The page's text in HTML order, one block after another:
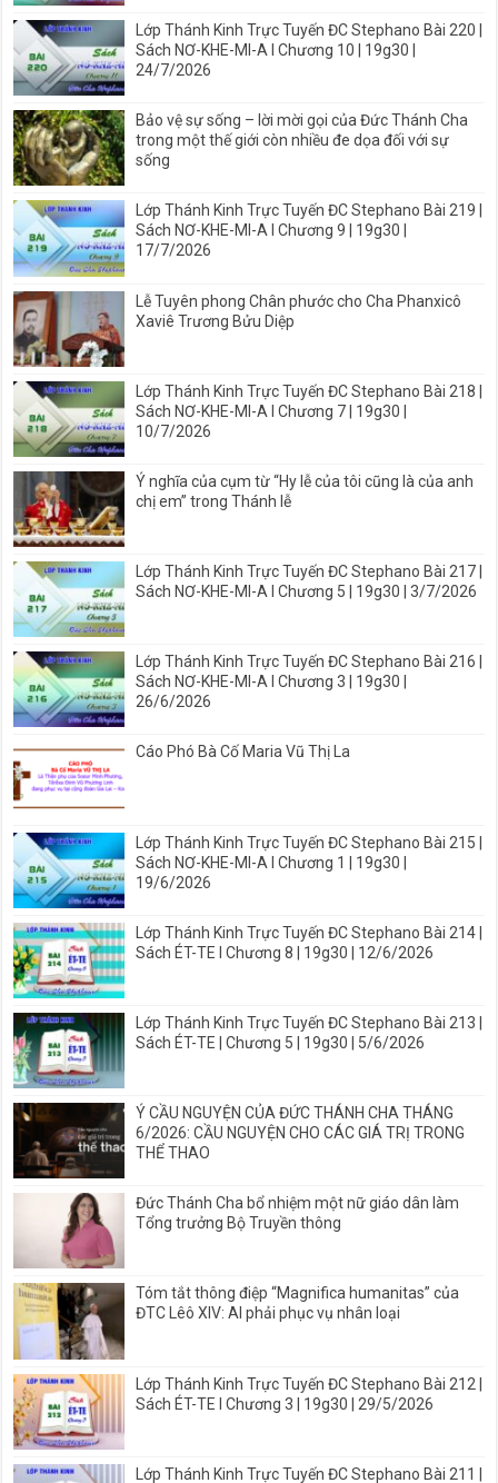
Lớp Thánh Kinh Trực Tuyến ĐC Stephano Bài 220 |
Sách NƠ-KHE-MI-A I Chương 10 | 19g30 |
24/7/2026
Bảo vệ sự sống – lời mời gọi của Đức Thánh Cha
trong một thế giới còn nhiều đe dọa đối với sự
sống
Lớp Thánh Kinh Trực Tuyến ĐC Stephano Bài 219 |
Sách NƠ-KHE-MI-A I Chương 9 | 19g30 |
17/7/2026
Lễ Tuyên phong Chân phước cho Cha Phanxicô
Xaviê Trương Bửu Diệp
Lớp Thánh Kinh Trực Tuyến ĐC Stephano Bài 218 |
Sách NƠ-KHE-MI-A I Chương 7 | 19g30 |
10/7/2026
Ý nghĩa của cụm từ “Hy lễ của tôi cũng là của anh
chị em” trong Thánh lễ
Lớp Thánh Kinh Trực Tuyến ĐC Stephano Bài 217 |
Sách NƠ-KHE-MI-A I Chương 5 | 19g30 | 3/7/2026
Lớp Thánh Kinh Trực Tuyến ĐC Stephano Bài 216 |
Sách NƠ-KHE-MI-A I Chương 3 | 19g30 |
26/6/2026
Cáo Phó Bà Cố Maria Vũ Thị La
Lớp Thánh Kinh Trực Tuyến ĐC Stephano Bài 215 |
Sách NƠ-KHE-MI-A I Chương 1 | 19g30 |
19/6/2026
Lớp Thánh Kinh Trực Tuyến ĐC Stephano Bài 214 |
Sách ÉT-TE I Chương 8 | 19g30 | 12/6/2026
Lớp Thánh Kinh Trực Tuyến ĐC Stephano Bài 213 |
Sách ÉT-TE | Chương 5 | 19g30 | 5/6/2026
Ý CẦU NGUYỆN CỦA ĐỨC THÁNH CHA THÁNG
6/2026: CẦU NGUYỆN CHO CÁC GIÁ TRỊ TRONG
THỂ THAO
Đức Thánh Cha bổ nhiệm một nữ giáo dân làm
Tổng trưởng Bộ Truyền thông
Tóm tắt thông điệp “Magnifica humanitas” của
ĐTC Lêô XIV: AI phải phục vụ nhân loại
Lớp Thánh Kinh Trực Tuyến ĐC Stephano Bài 212 |
Sách ÉT-TE I Chương 3 | 19g30 | 29/5/2026
Lớp Thánh Kinh Trực Tuyến ĐC Stephano Bài 211 |